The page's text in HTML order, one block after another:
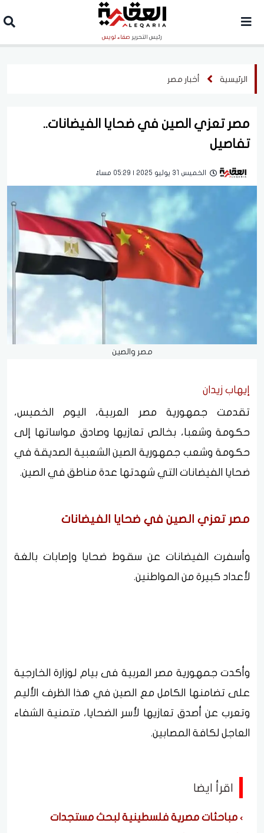
رئيس التحرير صفاء لويس
الرئيسية أخبار مصر
مصر تعزي الصين في ضحايا الفيضانات..
تفاصيل
الخميس 31 يوليو 2025 | 05:29 مساءً
مصر والصين
إيهاب زيدان
تقدمت جمهورية مصر العربية، اليوم الخميس،
حكومة وشعبا، بخالص تعازيها وصادق مواساتها إلى
حكومة وشعب جمهورية الصين الشعبية الصديقة في
ضحايا الفيضانات التي شهدتها عدة مناطق في الصين.
مصر تعزي الصين في ضحايا الفيضانات
وأسفرت الفيضانات عن سقوط ضحايا وإصابات بالغة
لأعداد كبيرة من المواطنين.
وأكدت جمهورية مصر العربية فى بيام لوزارة الخارجية
على تضامنها الكامل مع الصين في هذا الظرف الأليم
وتعرب عن أصدق تعازيها لأسر الضحايا، متمنية الشفاء
العاجل لكافة المصابين.
اقرأ ايضا
مباحثات مصرية فلسطينية لبحث مستجدات